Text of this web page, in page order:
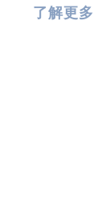
了解更多